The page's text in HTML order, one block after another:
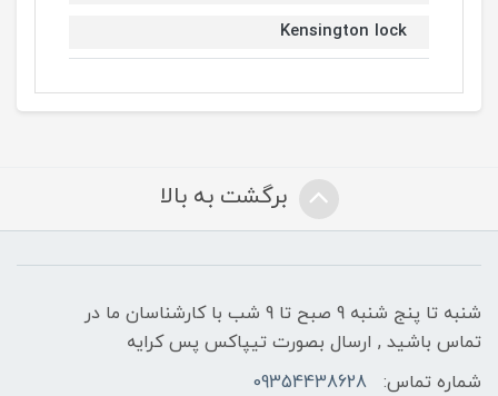
Kensington lock
برگشت به بالا
شنبه تا پنج شنبه 9 صبح تا 9 شب با کارشناسان ما در
تماس باشید , ارسال بصورت تیپاکس پس کرایه
شماره تماس:
09354438628